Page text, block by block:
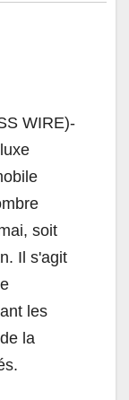
WIRE)-
soit
Il s'agit
les
la